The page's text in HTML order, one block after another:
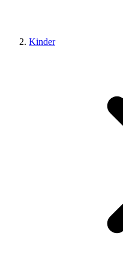
Kinder